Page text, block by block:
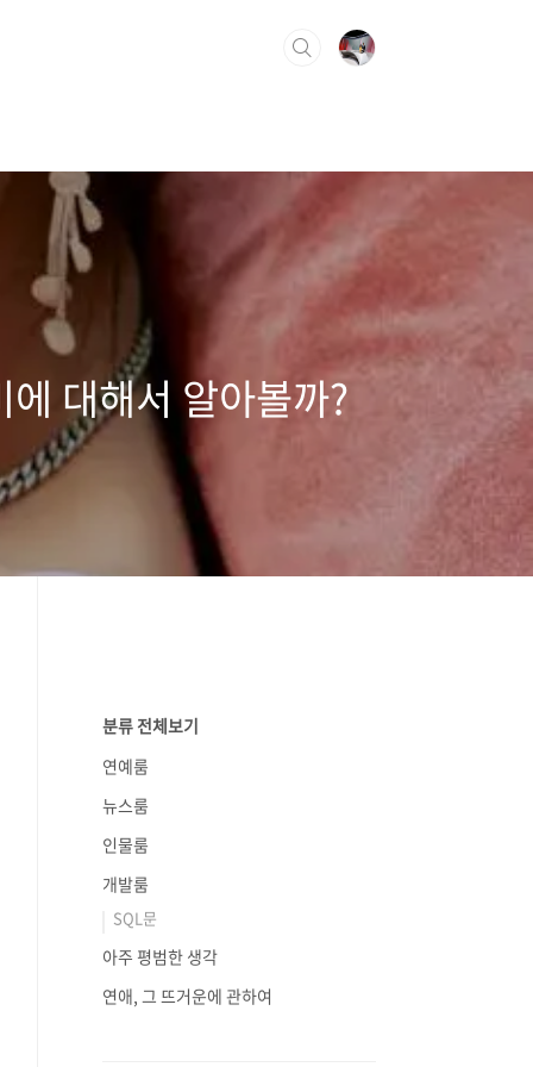
대해서 알아볼까?
분류 전체보기
연예룸
뉴스룸
인물룸
개발룸
SQL문
아주 평범한 생각
연애, 그 뜨거운에 관하여